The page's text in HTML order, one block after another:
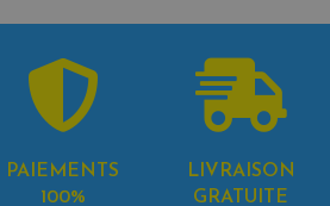
PAIEMENTS
100%
LIVRAISON
GRATUITE